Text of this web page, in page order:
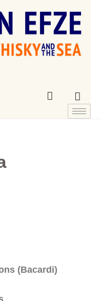
(Bacardi)